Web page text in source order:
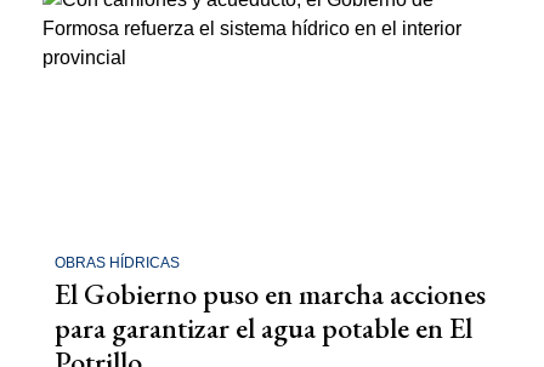
OBRAS HÍDRICAS
El Gobierno puso en marcha acciones
para garantizar el agua potable en El